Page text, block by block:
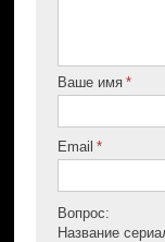
Смотрите
сериями
назад внизу
сезоны
хорошем
Ваше имя
Email
Вопрос:
Название